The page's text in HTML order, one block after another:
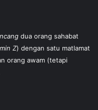
dua orang sahabat
Z) dengan satu matlamat
orang awam (tetapi